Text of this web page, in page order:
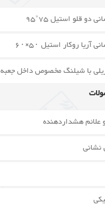
قلو استیل 75*95
روکار استیل ۵۰×۶۰
با شیلنگ مخصوص داخل جعبه
علائم هشداردهنده